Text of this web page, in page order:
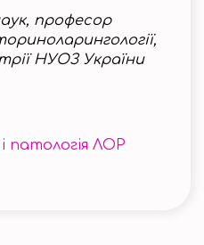
професор
НУОЗ України
патологія ЛОР